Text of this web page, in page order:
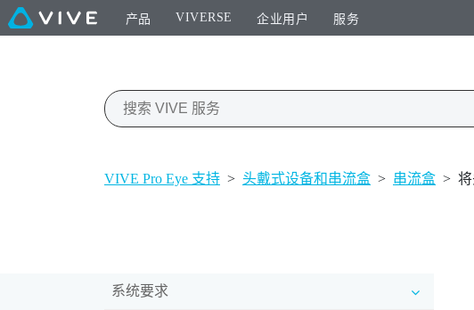
产品 VIVERSE 企业用户 服务
VIVE Pro Eye 支持 > 头戴式设备和串流盒 > 串流盒 >
系统要求